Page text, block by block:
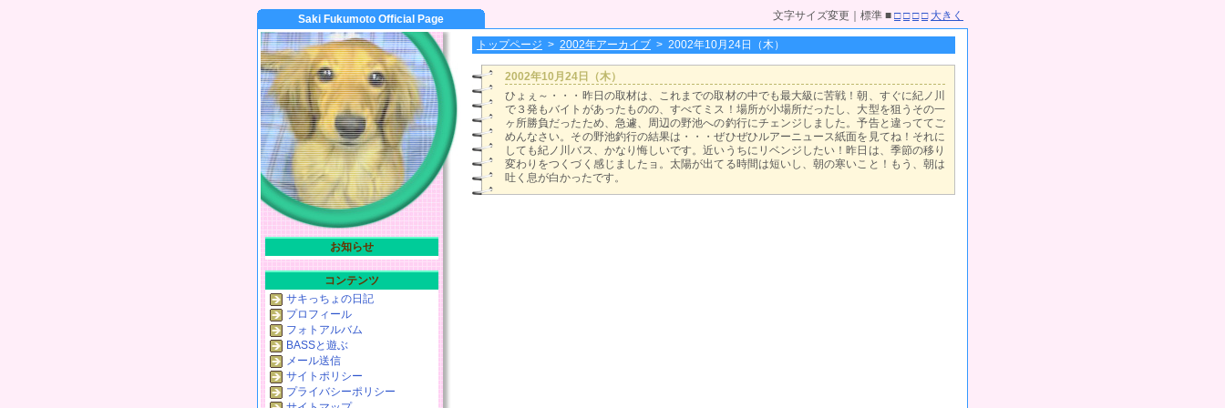
Saki Fukumoto Official Page 文字サイズ変更｜標準 ■ □ □ □ □ 大きく
トップページ > 2002年アーカイブ > 2002年10月24日（木）
2002年10月24日（木）
ひょぇ～・・・昨日の取材は、これまでの取材の中でも最大級に苦戦！朝、すぐに紀ノ川
で３発もバイトがあったものの、すべてミス！場所が小場所だったし、大型を狙うその一
ヶ所勝負だったため、急遽、周辺の野池への釣行にチェンジしました。予告と違っててご
めんなさい。その野池釣行の結果は・・・ぜひぜひルアーニュース紙面を見てね！それに
しても紀ノ川バス、かなり悔しいです。近いうちにリベンジしたい！昨日は、季節の移り
変わりをつくづく感じましたョ。太陽が出てる時間は短いし、朝の寒いこと！もう、朝は
吐く息が白かったです。
お知らせ
コンテンツ
サキっちょの日記
プロフィール
フォトアルバム
BASSと遊ぶ
メール送信
サイトポリシー
プライバシーポリシー